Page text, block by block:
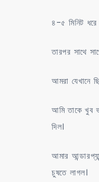
৪-৫ মিনিট
তারপর সাথে
আমরা যেখানে
আমি তাকে খুব
দিল।
আমার
চুষতে লাগল।